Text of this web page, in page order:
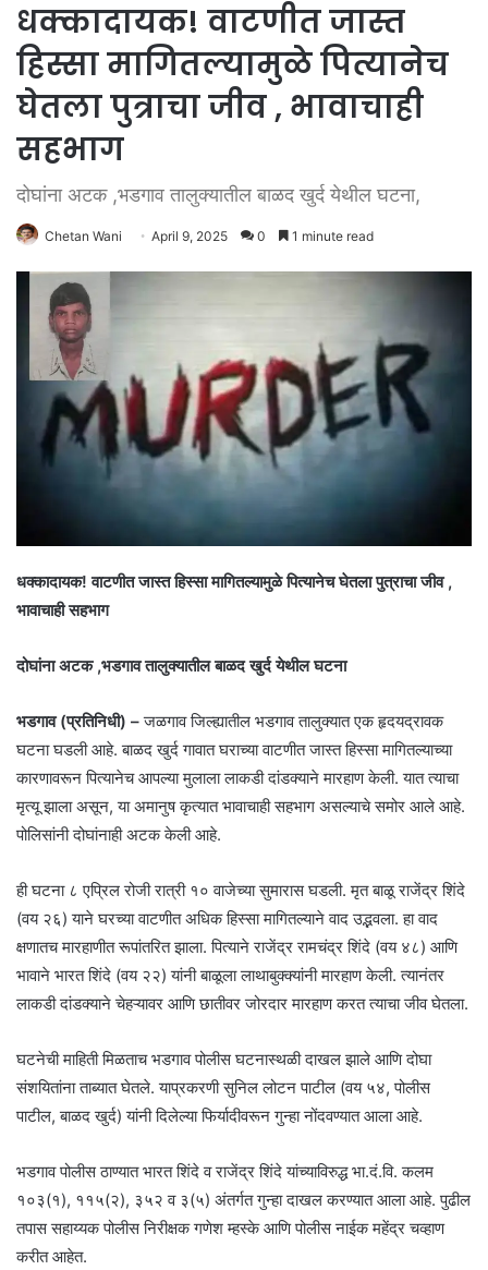
धक्कादायक! वाटणीत जास्त
हिस्सा मागितल्यामुळे पित्यानेच
घेतला पुत्राचा जीव , भावाचाही
सहभाग
दोघांना अटक ,भडगाव तालुक्यातील बाळद खुर्द येथील घटना,
Chetan Wani April 9, 2025 0 1 minute read
धक्कादायक! वाटणीत जास्त हिस्सा मागितल्यामुळे पित्यानेच घेतला पुत्राचा जीव ,
भावाचाही सहभाग
दोघांना अटक ,भडगाव तालुक्यातील बाळद खुर्द येथील घटना
भडगाव (प्रतिनिधी) –जळगाव जिल्ह्यातील भडगाव तालुक्यात एक हृदयद्रावक
घटना घडली आहे. बाळद खुर्द गावात घराच्या वाटणीत जास्त हिस्सा मागितल्याच्या
कारणावरून पित्यानेच आपल्या मुलाला लाकडी दांडक्याने मारहाण केली. यात त्याचा
मृत्यू झाला असून, या अमानुष कृत्यात भावाचाही सहभाग असल्याचे समोर आले आहे.
पोलिसांनी दोघांनाही अटक केली आहे.
ही घटना ८ एप्रिल रोजी रात्री १० वाजेच्या सुमारास घडली. मृत बाळू राजेंद्र शिंदे
(वय २६) याने घरच्या वाटणीत अधिक हिस्सा मागितल्याने वाद उद्भवला. हा वाद
क्षणातच मारहाणीत रूपांतरित झाला. पित्याने राजेंद्र रामचंद्र शिंदे (वय ४८) आणि
भावाने भारत शिंदे (वय २२) यांनी बाळूला लाथाबुक्क्यांनी मारहाण केली. त्यानंतर
लाकडी दांडक्याने चेहऱ्यावर आणि छातीवर जोरदार मारहाण करत त्याचा जीव घेतला.
घटनेची माहिती मिळताच भडगाव पोलीस घटनास्थळी दाखल झाले आणि दोघा
संशयितांना ताब्यात घेतले. याप्रकरणी सुनिल लोटन पाटील (वय ५४, पोलीस
पाटील, बाळद खुर्द) यांनी दिलेल्या फिर्यादीवरून गुन्हा नोंदवण्यात आला आहे.
भडगाव पोलीस ठाण्यात भारत शिंदे व राजेंद्र शिंदे यांच्याविरुद्ध भा.दं.वि. कलम
१०३(१), ११५(२), ३५२ व ३(५) अंतर्गत गुन्हा दाखल करण्यात आला आहे. पुढील
तपास सहाय्यक पोलीस निरीक्षक गणेश म्हस्के आणि पोलीस नाईक महेंद्र चव्हाण
करीत आहेत.